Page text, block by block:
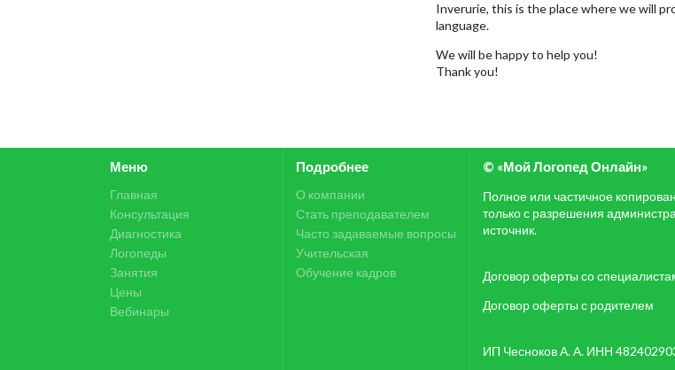
Inverurie, this is the place where we will
language.
We will be happy to help you!
Thank you!
Меню
Главная
Консультация
Диагностика
Логопеды
Занятия
Цены
Вебинары
Подробнее
О компании
Стать преподавателем
Часто задаваемые вопросы
Учительская
Обучение кадров
© «Мой Логопед Онлайн»
Полное или частичное
только с разрешения
источник.
Договор оферты со
Договор оферты с родителем
ИП Чесноков А. А. ИНН